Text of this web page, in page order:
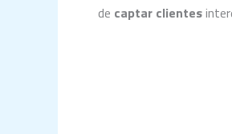
de captar clientes